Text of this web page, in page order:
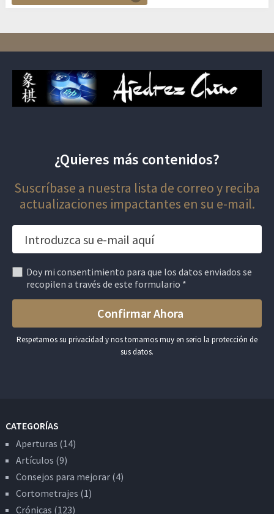
¿Quieres más contenidos?
Suscríbase a nuestra lista de correo y reciba
actualizaciones impactantes en su e-mail.
Doy mi consentimiento para que los datos enviados se
recopilen a través de este formulario *
Respetamos su privacidad y nos tomamos muy en serio la protección de
sus datos.
CATEGORÍAS
Aperturas (14)
Artículos (9)
Consejos para mejorar(4)
Cortometrajes (1)
Crónicas (123)